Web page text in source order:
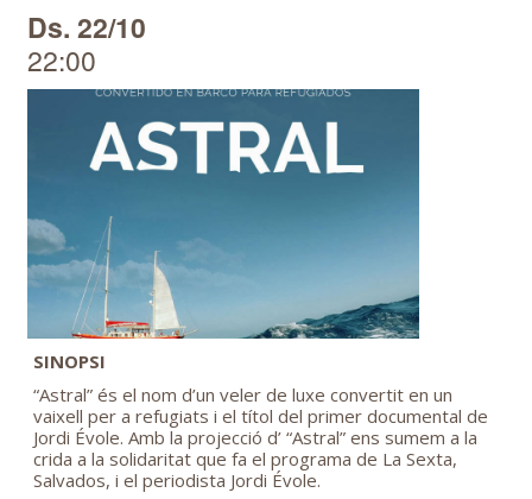
Ds. 22/10
22:00
SINOPSI
“Astral” és el nom d’un veler de luxe convertit en un
vaixell per a refugiats i el títol del primer documental de
Jordi Évole. Amb la projecció d’ “Astral” ens sumem a la
crida a la solidaritat que fa el programa de La Sexta,
Salvados, i el periodista Jordi Évole.